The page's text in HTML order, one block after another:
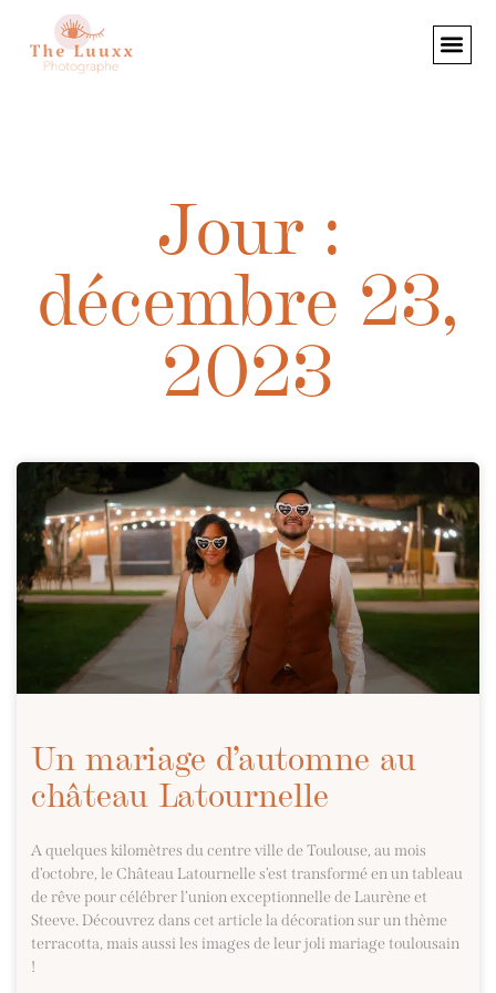
Jour :
décembre 23,
2023
Un mariage d’automne au
château Latournelle
A quelques kilomètres du centre ville de Toulouse, au mois
d’octobre, le Château Latournelle s’est transformé en un tableau
de rêve pour célébrer l’union exceptionnelle de Laurène et
Steeve. Découvrez dans cet article la décoration sur un thème
terracotta, mais aussi les images de leur joli mariage toulousain
!